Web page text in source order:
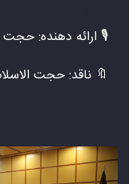
🎙 ارائه دهنده: حجت
🔖 ناقد: حجت